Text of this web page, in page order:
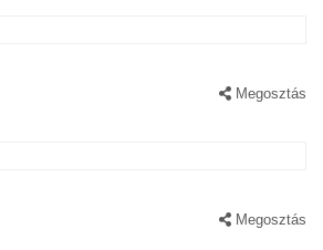
Megosztás
Megosztás